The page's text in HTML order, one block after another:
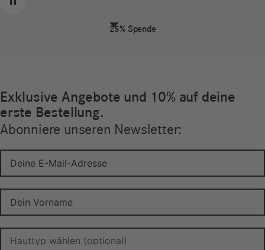
Fairer Handel
Zurück
Weiter
Pause
Exklusive Angebote und 10% auf deine
erste Bestellung.
Abonniere unseren Newsletter: